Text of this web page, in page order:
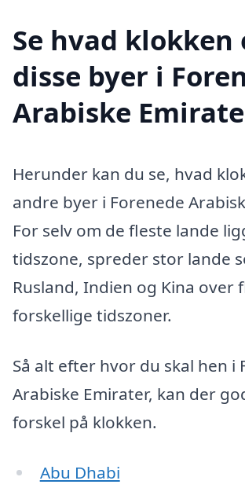
Se hvad klokken
disse byer i
Arabiske
Herunder kan du se, hvad
andre byer i Forenede
For selv om de fleste lande
tidszone, spreder stor lande
Rusland, Indien og Kina over
forskellige tidszoner.
Så alt efter hvor du skal hen i
Arabiske Emirater, kan der
forskel på klokken.
Abu Dhabi